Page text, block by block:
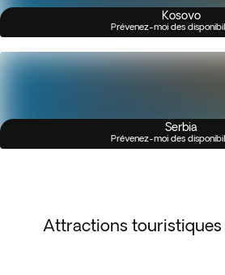
Kosovo
Prévenez-moi des
Serbia
Prévenez-moi des
Attractions touristiques